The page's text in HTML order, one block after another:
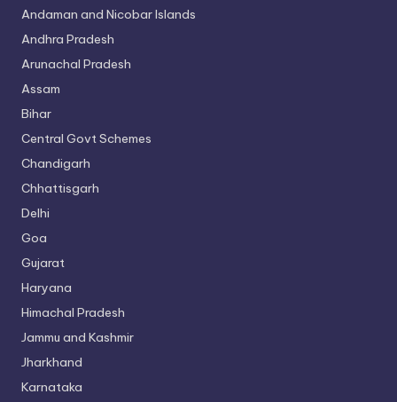
Andaman and Nicobar Islands
Andhra Pradesh
Arunachal Pradesh
Assam
Bihar
Central Govt Schemes
Chandigarh
Chhattisgarh
Delhi
Goa
Gujarat
Haryana
Himachal Pradesh
Jammu and Kashmir
Jharkhand
Karnataka